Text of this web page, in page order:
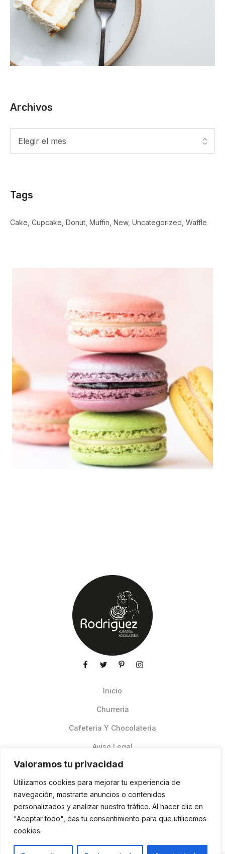
Valoramos tu privacidad
Utilizamos cookies para mejorar tu experiencia de
navegación, mostrarte anuncios o contenidos
personalizados y analizar nuestro tráfico. Al hacer clic en
"Aceptar todo", das tu consentimiento para que utilicemos
cookies.
Archivos
Tags
Cake Cupcake Donut Muffin New Uncategorized Waffle
Inicio
Churrería
Cafeteria Y Chocolateria
Aviso Legal
Pedidos Online Glovo
Contacto